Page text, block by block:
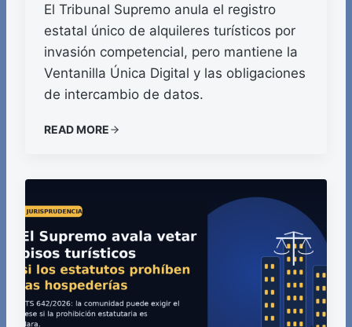
El Tribunal Supremo anula el registro
estatal único de alquileres turísticos por
invasión competencial, pero mantiene la
Ventanilla Única Digital y las obligaciones
de intercambio de datos.
READ MORE